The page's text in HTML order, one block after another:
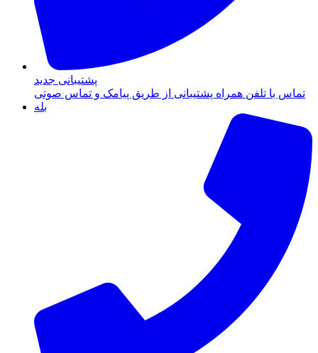
پشتیبانی جدید
تماس با تلفن همراه پشتیبانی از طریق پیامک و تماس صوتی
بله